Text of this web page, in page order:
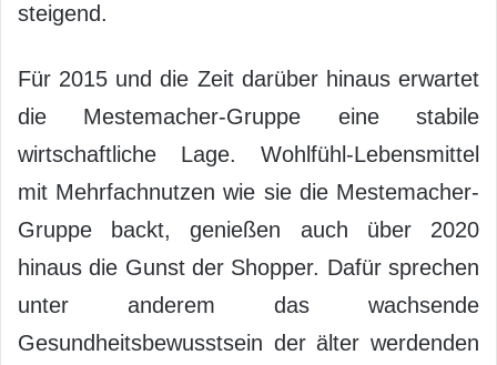
steigend.
Für 2015 und die Zeit darüber hinaus erwartet
die Mestemacher-Gruppe eine stabile
wirtschaftliche Lage. Wohlfühl-Lebensmittel
mit Mehrfachnutzen wie sie die Mestemacher-
Gruppe backt, genießen auch über 2020
hinaus die Gunst der Shopper. Dafür sprechen
unter anderem das wachsende
Gesundheitsbewusstsein der älter werdenden